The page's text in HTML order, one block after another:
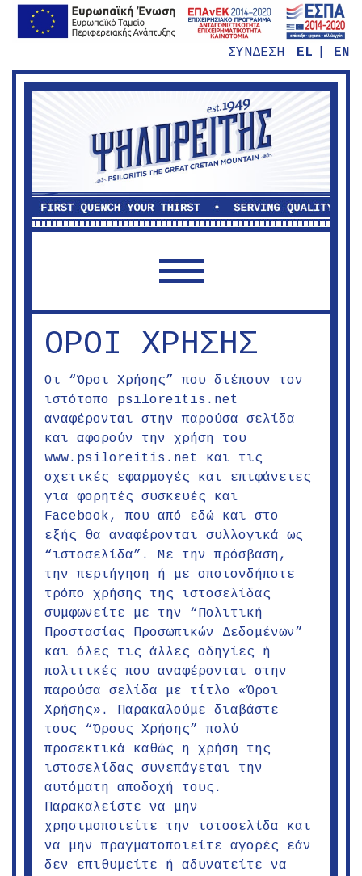
ΣΥΝΔΕΣΗ EL EN
TOGGLE NAVIGATION
ΟΡΟΙ ΧΡΗΣΗΣ
Οι “Όροι Χρήσης” που διέπουν τον
ιστότοπο psiloreitis.net
αναφέρονται στην παρούσα σελίδα
και αφορούν την χρήση του
www.psiloreitis.net και τις
σχετικές εφαρμογές και επιφάνειες
για φορητές συσκευές και
Facebook, που από εδώ και στο
εξής θα αναφέρονται συλλογικά ως
“ιστοσελίδα”. Με την πρόσβαση,
την περιήγηση ή με οποιονδήποτε
τρόπο χρήσης της ιστοσελίδας
συμφωνείτε με την “Πολιτική
Προστασίας Προσωπικών Δεδομένων”
και όλες τις άλλες οδηγίες ή
πολιτικές που αναφέρονται στην
παρούσα σελίδα με τίτλο «Όροι
Χρήσης». Παρακαλούμε διαβάστε
τους “Όρους Χρήσης” πολύ
προσεκτικά καθώς η χρήση της
ιστοσελίδας συνεπάγεται την
αυτόματη αποδοχή τους.
Παρακαλείστε να μην
χρησιμοποιείτε την ιστοσελίδα και
να μην πραγματοποιείτε αγορές εάν
δεν επιθυμείτε ή αδυνατείτε να